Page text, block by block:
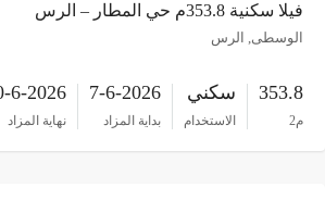
فيلا سكنية 353.8م حي المطار – الرس
الوسطى, الرس
353.8 سكني
الاستخدام
7-6-2026
بداية المزاد
10-6-2026
نهاية المزاد